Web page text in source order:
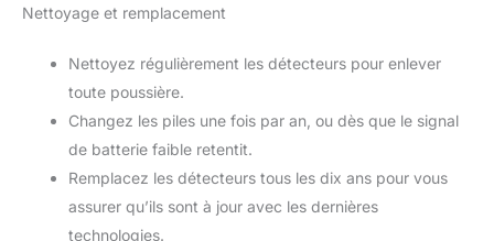
Nettoyage et remplacement
Nettoyez régulièrement les détecteurs pour enlever
toute poussière.
Changez les piles une fois par an, ou dès que le signal
de batterie faible retentit.
Remplacez les détecteurs tous les dix ans pour vous
assurer qu’ils sont à jour avec les dernières
technologies.